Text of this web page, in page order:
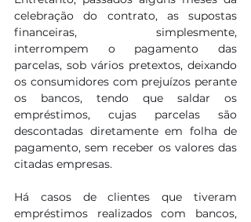
celebração do contrato, as supostas
financeiras, simplesmente,
interrompem o pagamento das
parcelas, sob vários pretextos, deixando
os consumidores com prejuízos perante
os bancos, tendo que saldar os
empréstimos, cujas parcelas são
descontadas diretamente em folha de
pagamento, sem receber os valores das
citadas empresas.
Há casos de clientes que tiveram
empréstimos realizados com bancos,